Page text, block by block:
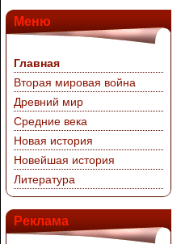
Меню
Главная
Вторая мировая война
Древний мир
Средние века
Новая история
Новейшая история
Литература
Реклама